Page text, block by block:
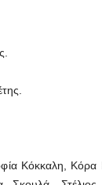
Κόκκαλη,